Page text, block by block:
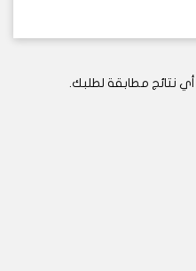
نتائج مطابقة لطلبك.